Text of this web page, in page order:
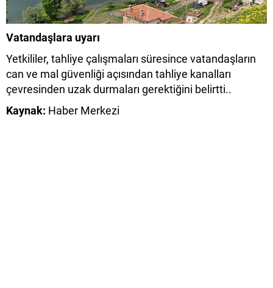
Vatandaşlara uyarı
Yetkililer, tahliye çalışmaları süresince vatandaşların
can ve mal güvenliği açısından tahliye kanalları
çevresinden uzak durmaları gerektiğini belirtti..
Kaynak: Haber Merkezi